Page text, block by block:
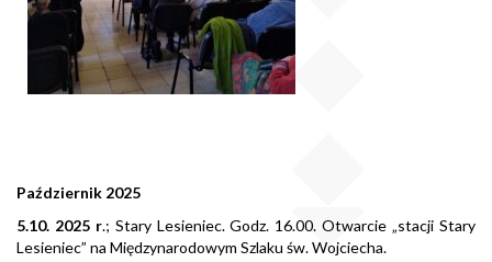
Październik 2025
5.10. 2025 r.; Stary Lesieniec. Godz. 16.00. Otwarcie „stacji Stary
Lesieniec” na Międzynarodowym Szlaku św. Wojciecha.